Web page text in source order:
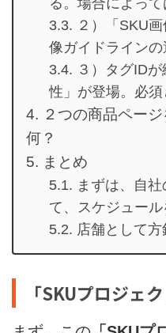
る。場合によって
２）「SKU
像ガイドライン
３）タグID
性」が登場。必須
２つの商品ペー
何？
まとめ
まずは、自
て、スケジュール
店舗として
「SKUプロジェ